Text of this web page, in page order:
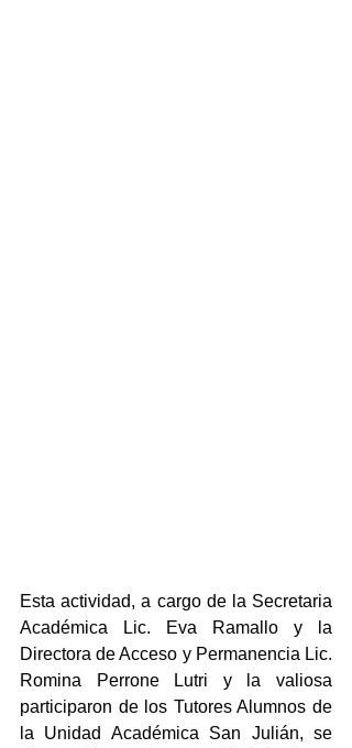
Esta actividad, a cargo de la Secretaria
Académica Lic. Eva Ramallo y la
Directora de Acceso y Permanencia Lic.
Romina Perrone Lutri y la valiosa
participaron de los Tutores Alumnos de
la Unidad Académica San Julián, se